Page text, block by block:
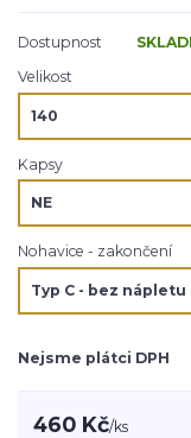
Dostupnost
Velikost
Kapsy
Nohavice - zakončení
Nejsme plátci DPH
460 Kč/ks